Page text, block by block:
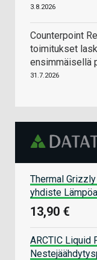
3.8.2026
Counterpoint
toimitukset
ensimmäisellä
31.7.2026
Thermal
yhdiste
13,90 €
ARCTIC Liquid